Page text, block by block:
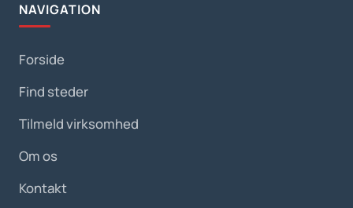
NAVIGATION
Forside
Find steder
Tilmeld virksomhed
Om os
Kontakt